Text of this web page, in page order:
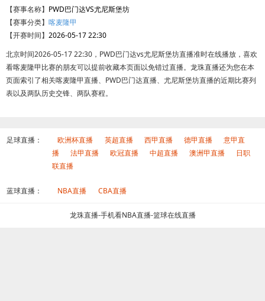
【赛事名称】 PWD巴门达VS尤尼斯堡坊
【赛事分类】 喀麦隆甲
【开赛时间】 2026-05-17 22:30
北京时间2026-05-17 22:30，PWD巴门达vs尤尼斯堡坊直播准时在线播放，喜欢
看喀麦隆甲比赛的朋友可以提前收藏本页面以免错过直播。龙珠直播还为您在本
页面索引了相关喀麦隆甲直播、PWD巴门达直播、尤尼斯堡坊直播的近期比赛列
表以及两队历史交锋、两队赛程。
足球直播： 欧洲杯直播 英超直播 西甲直播 德甲直播
意甲直
播
法甲直播 欧冠直播 中超直播 澳洲甲直播
日职
联直播
蓝球直播： NBA直播 CBA直播
龙珠直播-手机看NBA直播-篮球在线直播